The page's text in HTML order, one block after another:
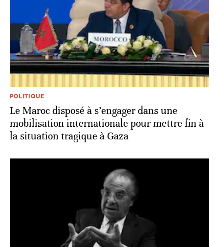
POLITIQUE
Le Maroc disposé à s’engager dans une
mobilisation internationale pour mettre fin à
la situation tragique à Gaza